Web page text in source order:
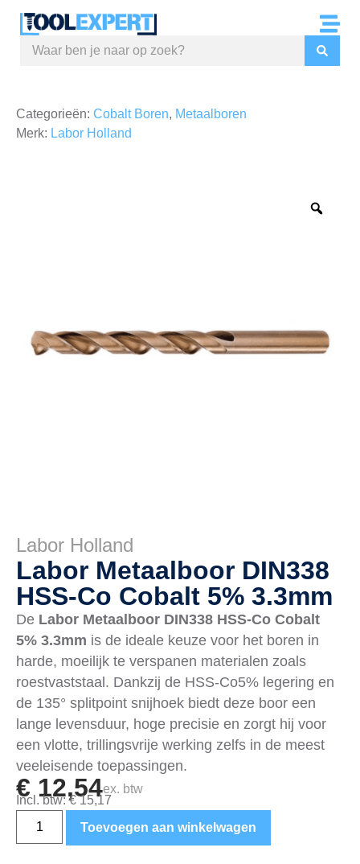
Categorieën: Cobalt Boren, Metaalboren
Merk: Labor Holland
Labor Holland
Labor Metaalboor DIN338
HSS-Co Cobalt 5% 3.3mm
De Labor Metaalboor DIN338 HSS-Co Cobalt
5% 3.3mm is de ideale keuze voor het boren in
harde, moeilijk te verspanen materialen zoals
roestvaststaal. Dankzij de HSS-Co5% legering en
de 135° splitpoint snijhoek biedt deze boor een
lange levensduur, hoge precisie en zorgt hij voor
een vlotte, trillingsvrije werking zelfs in de meest
veeleisende toepassingen.
€12,54ex. btw
Incl. btw:€15,17
Toevoegen aan winkelwagen